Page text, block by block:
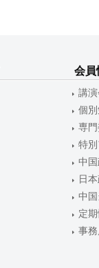
会員
講
個
専
特
中
日
中
定
事